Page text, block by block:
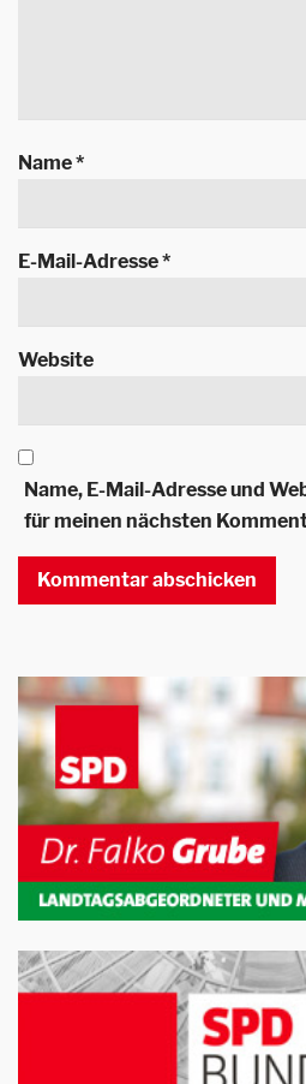
Name*
E-Mail-Adresse*
Website
Name, E-Mail-Adresse und
für meinen nächsten